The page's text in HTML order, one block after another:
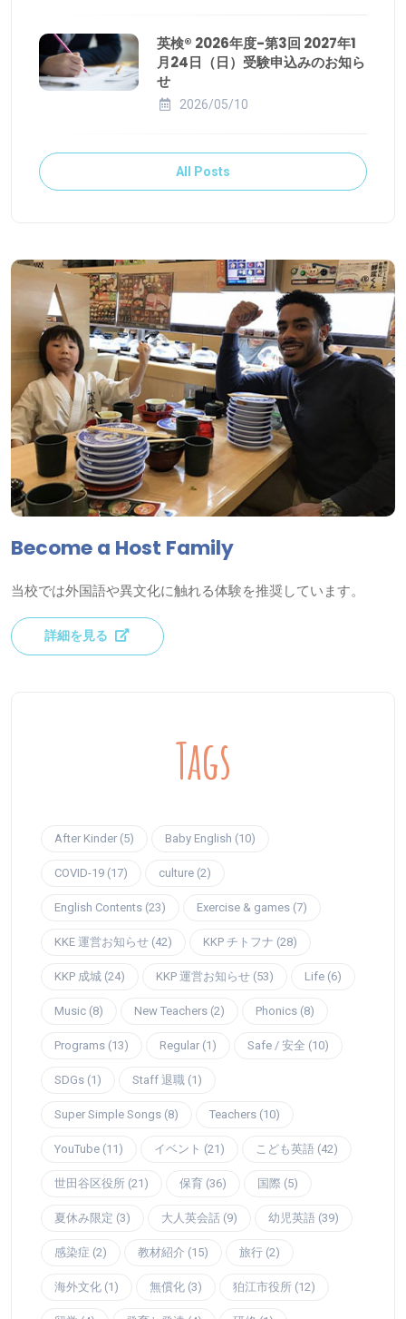
英検® 2026年度-第3回 2027年1
月24日（日）受験申込みのお知ら
せ
2026/05/10
All Posts
Become a Host Family
当校では外国語や異文化に触れる体験を推奨しています。
詳細を見る
Tags
After Kinder (5) Baby English (10)
COVID-19 (17) culture (2)
English Contents (23) Exercise & games (7)
KKE 運営お知らせ (42) KKP チトフナ (28)
KKP 成城 (24) KKP 運営お知らせ (53) Life (6)
Music (8) New Teachers (2) Phonics (8)
Programs (13) Regular (1) Safe / 安全 (10)
SDGs (1) Staff 退職 (1)
Super Simple Songs (8) Teachers (10)
YouTube (11) イベント (21) こども英語 (42)
世田谷区役所 (21) 保育 (36) 国際 (5)
夏休み限定 (3) 大人英会話 (9) 幼児英語 (39)
感染症 (2) 教材紹介 (15) 旅行 (2)
海外文化 (1) 無償化 (3) 狛江市役所 (12)